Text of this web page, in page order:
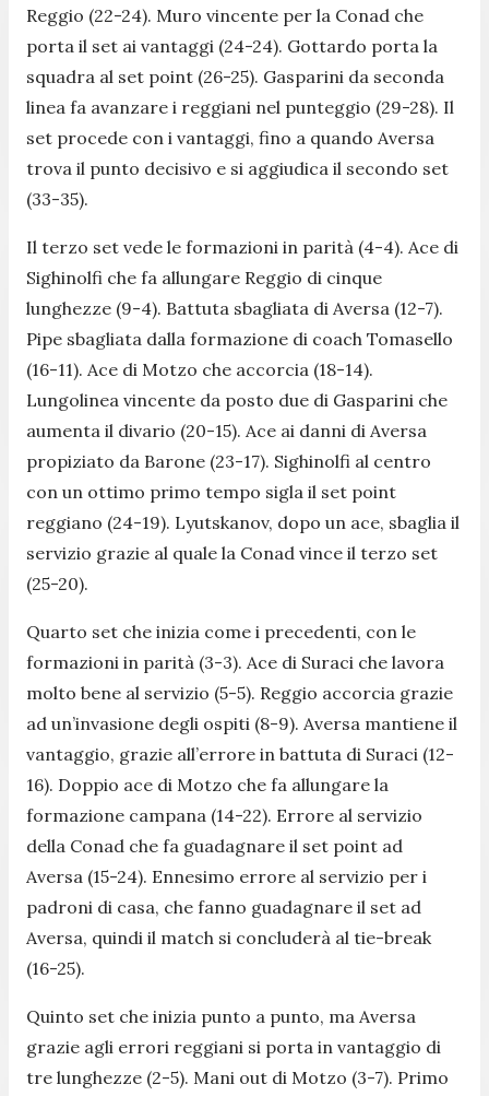
Reggio (22-24). Muro vincente per la Conad che
porta il set ai vantaggi (24-24). Gottardo porta la
squadra al set point (26-25). Gasparini da seconda
linea fa avanzare i reggiani nel punteggio (29-28). Il
set procede con i vantaggi, fino a quando Aversa
trova il punto decisivo e si aggiudica il secondo set
(33-35).
Il terzo set vede le formazioni in parità (4-4). Ace di
Sighinolfi che fa allungare Reggio di cinque
lunghezze (9-4). Battuta sbagliata di Aversa (12-7).
Pipe sbagliata dalla formazione di coach Tomasello
(16-11). Ace di Motzo che accorcia (18-14).
Lungolinea vincente da posto due di Gasparini che
aumenta il divario (20-15). Ace ai danni di Aversa
propiziato da Barone (23-17). Sighinolfi al centro
con un ottimo primo tempo sigla il set point
reggiano (24-19). Lyutskanov, dopo un ace, sbaglia il
servizio grazie al quale la Conad vince il terzo set
(25-20).
Quarto set che inizia come i precedenti, con le
formazioni in parità (3-3). Ace di Suraci che lavora
molto bene al servizio (5-5). Reggio accorcia grazie
ad un’invasione degli ospiti (8-9). Aversa mantiene il
vantaggio, grazie all’errore in battuta di Suraci (12-
16). Doppio ace di Motzo che fa allungare la
formazione campana (14-22). Errore al servizio
della Conad che fa guadagnare il set point ad
Aversa (15-24). Ennesimo errore al servizio per i
padroni di casa, che fanno guadagnare il set ad
Aversa, quindi il match si concluderà al tie-break
(16-25).
Quinto set che inizia punto a punto, ma Aversa
grazie agli errori reggiani si porta in vantaggio di
tre lunghezze (2-5). Mani out di Motzo (3-7). Primo